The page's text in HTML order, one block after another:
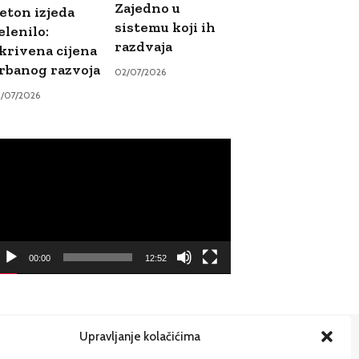
Upravljanje kolačićima
izjeda
cijena
razvoja
07/2026
Zajedno u
sistemu koji ih
razdvaja
02/07/2026
00:00 12:52